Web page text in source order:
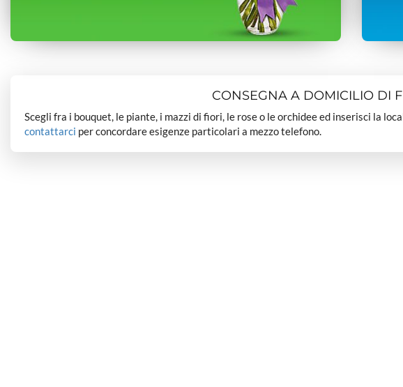
CONSEGNA A DOMICILIO DI
Scegli fra i bouquet, le piante, i mazzi di fiori, le rose o le orchidee ed inserisci la
contattarci per concordare esigenze particolari a mezzo telefono.